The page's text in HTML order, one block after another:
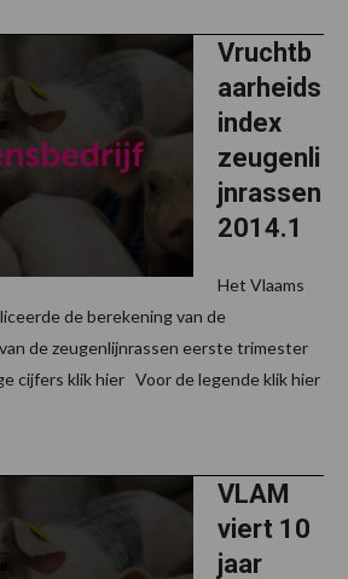
Vruchtb
aarheids
index
zeugenli
jnrassen
2014.1
Het Vlaams
de berekening van de
de zeugenlijnrassen eerste trimester
cijfers klik hier Voor de legende klik hier
VLAM
viert 10
jaar